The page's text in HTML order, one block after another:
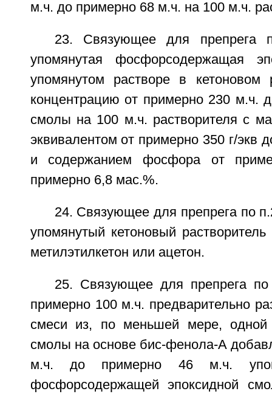
м.ч. до примерно 68 м.ч. на 100 м.ч.
23. Связующее для препрега
упомянутая фосфорсодержащая
упомянутом растворе в кетоновом
концентрацию от примерно 230 м.ч.
смолы на 100 м.ч. растворителя с
эквивалентом от примерно 350 г/экв
и содержанием фосфора от
примерно 6,8 мас.%.
24. Связующее для препрега по
упомянутый кетоновый
метилэтилкетон или ацетон.
25. Связующее для препрега
примерно 100 м.ч. предварительно
смеси из, по меньшей мере, одной
смолы на основе бис-фенола-А
м.ч. до примерно 46 м.ч.
фосфорсодержащей эпоксидной